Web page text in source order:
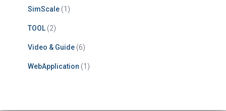
SimScale (1)
TOOL(2)
Video & Guide (6)
WebApplication (1)